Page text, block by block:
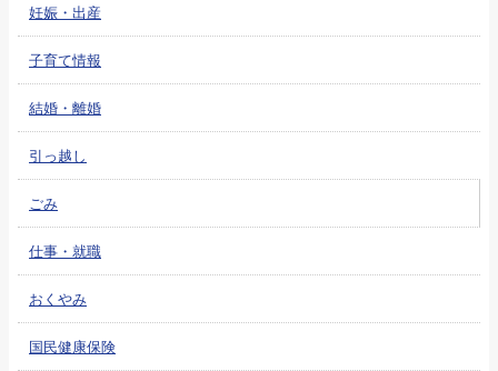
妊娠・出産
子育て情報
結婚・離婚
引っ越し
ごみ
仕事・就職
おくやみ
国民健康保険